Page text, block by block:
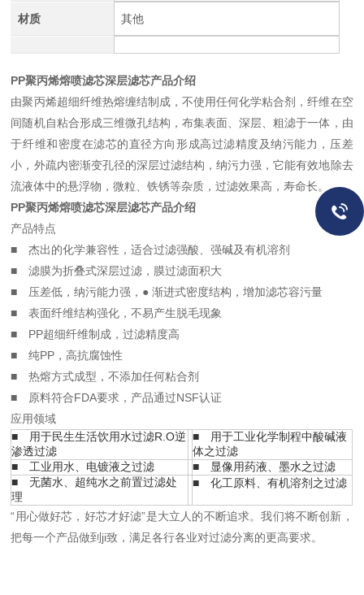
材质 其他
PP聚丙烯熔喷滤芯深层滤芯产品介绍
由聚丙烯超细纤维热熔缠结制成，不使用任何化学粘合剂，纤维在空
间随机自粘合形成三维微孔结构，布集表面、深层、粗滤于一体，由
于纤维和密度在滤芯的直径方向形成高过滤精度及纳污能力，压差
小，外疏内密渐变孔径的深层过滤结构，纳污力强，它能有效地除去
流液体中的悬浮物，微粒、铁锈等杂质，过滤效果高，寿命长。
PP聚丙烯熔喷滤芯深层滤芯产品介绍
产品特点
■ 杰出的化学兼容性，适合过滤强酸、强碱及有机溶剂
■ 滤膜为折叠式深层过滤，膜过滤面积大
■ 压差低，纳污能力强，● 渐进式密度结构，增加滤芯容污量
■ 表面纤维结构强化，不易产生脱毛现象
■ PP超细纤维制成，过滤精度高
■ 纯PP，高抗腐蚀性
■ 热熔方式成型，不添加任何粘合剂
■ 原料符合FDA要求，产品通过NSF认证
应用领域
■ 用于民生生活饮用水过滤R.O逆
渗透过滤
■ 用于工业化学制程中酸碱液
体之过滤
■ 工业用水、电镀液之过滤
■ 显像用药液、墨水之过滤
■ 无菌水、超纯水之前置过滤处
理
■ 化工原料、有机溶剂之过滤
“用心做好芯，好芯才好滤”是大立人的不断追求。我们将不断创新，
把每一个产品做到ji致，满足各行各业对过滤分离的更高要求。